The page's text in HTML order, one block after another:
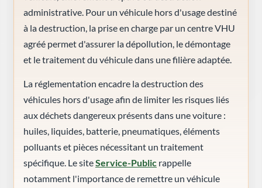
administrative. Pour un véhicule hors d'usage destiné
à la destruction, la prise en charge par un centre VHU
agréé permet d'assurer la dépollution, le démontage
et le traitement du véhicule dans une filière adaptée.
La réglementation encadre la destruction des
véhicules hors d'usage afin de limiter les risques liés
aux déchets dangereux présents dans une voiture :
huiles, liquides, batterie, pneumatiques, éléments
polluants et pièces nécessitant un traitement
spécifique. Le siteService-Public rappelle
notamment l'importance de remettre un véhicule